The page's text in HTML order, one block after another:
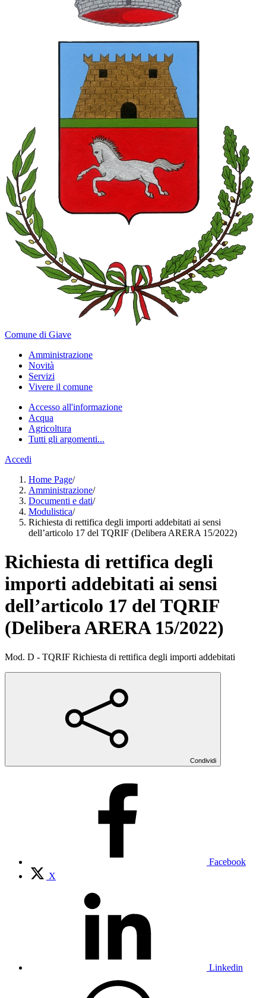
Comune di Giave
Amministrazione
Novità
Servizi
Vivere il comune
Accesso all'informazione
Acqua
Agricoltura
Tutti gli argomenti...
Accedi
Home Page/
Amministrazione/
Documenti e dati/
Modulistica/
Richiesta di rettifica degli importi addebitati ai sensi
dell’articolo 17 del TQRIF (Delibera ARERA 15/2022)
Richiesta di rettifica degli
importi addebitati ai sensi
dell’articolo 17 del TQRIF
(Delibera ARERA 15/2022)
Mod. D - TQRIF Richiesta di rettifica degli importi addebitati
Condividi
Facebook
X
Linkedin